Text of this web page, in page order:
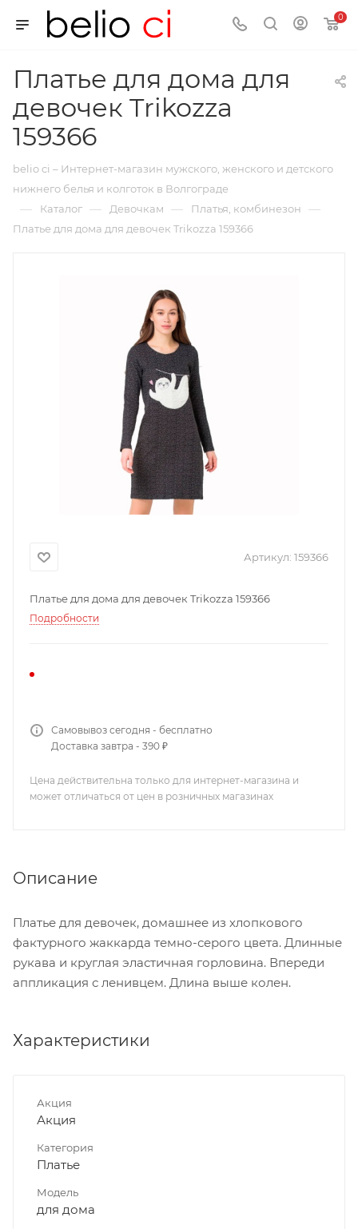
0
Платье для дома для
девочек Trikozza
159366
belio ci – Интернет-магазин мужского, женского и детского
нижнего белья и колготок в Волгограде
— Каталог — Девочкам — Платья, комбинезон —
Платье для дома для девочек Trikozza 159366
Артикул: 159366
Платье для дома для девочек Trikozza 159366
Подробности
Самовывоз сегодня - бесплатно
Доставка завтра - 390 ₽
Цена действительна только для интернет-магазина и
может отличаться от цен в розничных магазинах
Описание
Платье для девочек, домашнее из хлопкового
фактурного жаккарда темно-серого цвета. Длинные
рукава и круглая эластичная горловина. Впереди
аппликация с ленивцем. Длина выше колен.
Характеристики
Акция
Акция
Категория
Платье
Модель
для дома